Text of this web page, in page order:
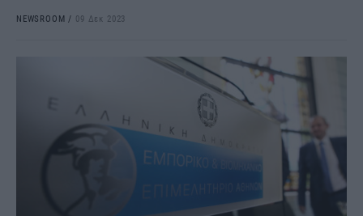
NEWSROOM / 09 Δεκ 2023